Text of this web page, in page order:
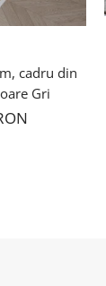
cadru din
Gri